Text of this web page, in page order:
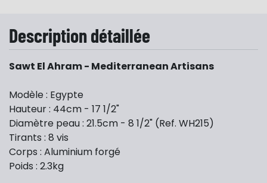
Description détaillée
Sawt El Ahram - Mediterranean Artisans
Modèle : Egypte
Hauteur : 44cm - 17 1/2"
Diamètre peau : 21.5cm - 8 1/2" (Ref. WH215)
Tirants : 8 vis
Corps : Aluminium forgé
Poids : 2.3kg